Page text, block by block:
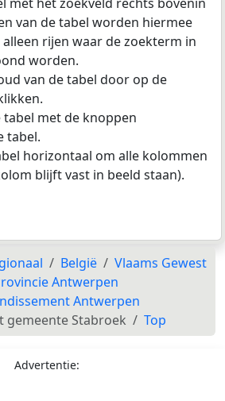
van de tabel worden hiermee
rijen waar de zoekterm in
worden.
van de tabel door op de
met de knoppen
tabel.
horizontaal om alle kolommen
blijft vast in beeld staan).
België
Vlaams Gewest
Antwerpen
Antwerpen
gemeente Stabroek
Top
Advertentie: